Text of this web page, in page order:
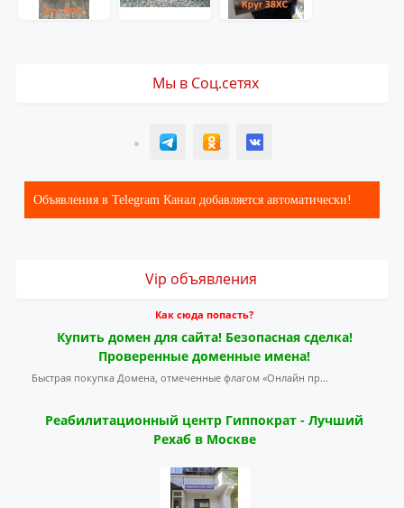
Мы в Соц.сетях
T ОК ВК
Объявления в Telegram Канал добавляется автоматически!
Vip объявления
Как сюда попасть?
Купить домен для сайта! Безопасная сделка!
Проверенные доменные имена!
Быстрая покупка Домена, отмеченные флагом «Онлайн пр...
Реабилитационный центр Гиппократ - Лучший
Рехаб в Москве